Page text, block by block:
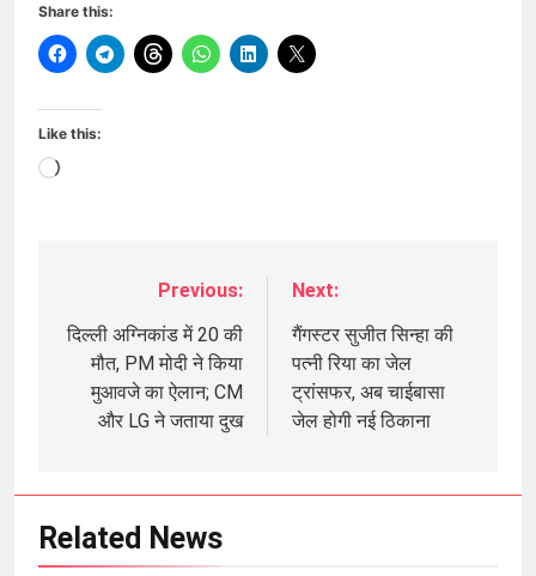
Share this:
Like this:
Loading…
navigation
Previous:
दिल्ली अग्निकांड में 20 की
मौत, PM मोदी ने किया
मुआवजे का ऐलान; CM
और LG ने जताया दुख
Next:
गैंगस्टर सुजीत सिन्हा की
पत्नी रिया का जेल
ट्रांसफर, अब चाईबासा
जेल होगी नई ठिकाना
Related News